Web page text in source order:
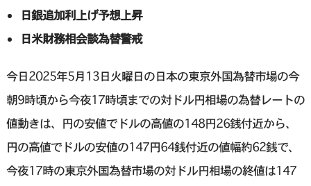
日銀追加利上げ予想上昇
日米財務相会談為替警戒
今日2025年5月13日火曜日の日本の東京外国為替市場の今
朝9時頃から今夜17時頃までの対ドル円相場の為替レートの
値動きは、円の安値でドルの高値の148円26銭付近から、
円の高値でドルの安値の147円64銭付近の値幅約62銭で、
今夜17時の東京外国為替市場の対ドル円相場の終値は147